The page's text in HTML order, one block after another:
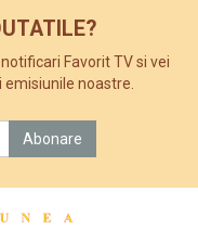
Favorit TV si vei
noastre.